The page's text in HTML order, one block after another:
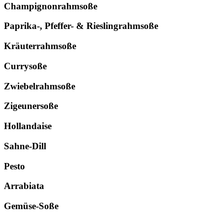
Champignonrahmsoße
Paprika-, Pfeffer- & Rieslingrahmsoße
Kräuterrahmsoße
Currysoße
Zwiebelrahmsoße
Zigeunersoße
Hollandaise
Sahne-Dill
Pesto
Arrabiata
Gemüse-Soße